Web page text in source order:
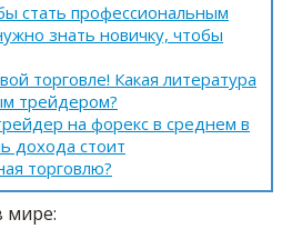
стать профессиональным
знать новичку, чтобы
торговле! Какая литература
трейдером?
на форекс в среднем в
дохода стоит
торговлю?
мире: